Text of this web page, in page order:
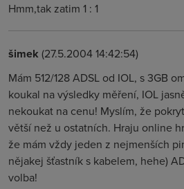
Hmm,tak zatim 1 : 1
šimek (27.5.2004 14:42:54)
Mám 512/128 ADSL od IOL, s 3GB
koukal na výsledky měření, IOL
nekoukat na cenu! Myslím, že
větší než u ostatních. Hraju online
že mám vždy jeden z nejmenších
nějakej šťastník s kabelem, hehe)
volba!